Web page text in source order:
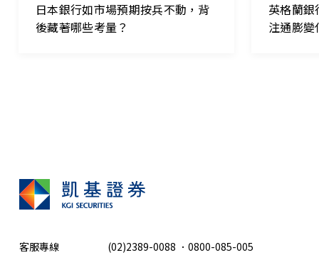
日本銀行如市場預期按兵不動，背
後藏著哪些考量？
英格蘭
注通膨變
客服專線 (02)2389-0088 ． 0800-085-005